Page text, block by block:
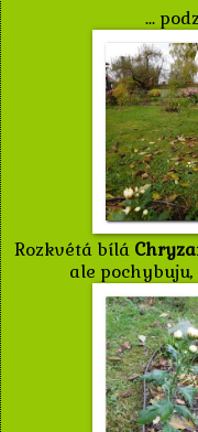
...
Rozkvétá bílá
ale